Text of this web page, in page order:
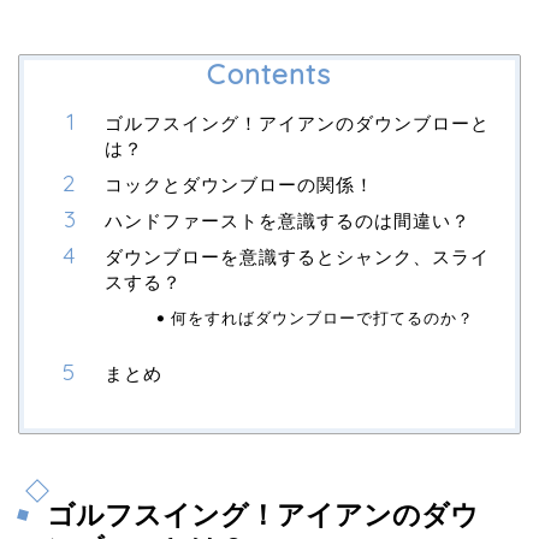
Contents
ゴルフスイング！アイアンのダウンブローと
は？
コックとダウンブローの関係！
ハンドファーストを意識するのは間違い？
ダウンブローを意識するとシャンク、スライ
スする？
何をすればダウンブローで打てるのか？
まとめ
ゴルフスイング！アイアンのダウ